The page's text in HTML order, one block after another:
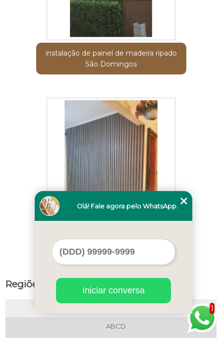
instalação de painel de madeira ripado
São Domingos
onde comprar painel ripado preto Santa
Terezinha
Regiões de Atendimento
ABCD
1
Olá! Fale agora pelo WhatsApp.
Iniciar conversa